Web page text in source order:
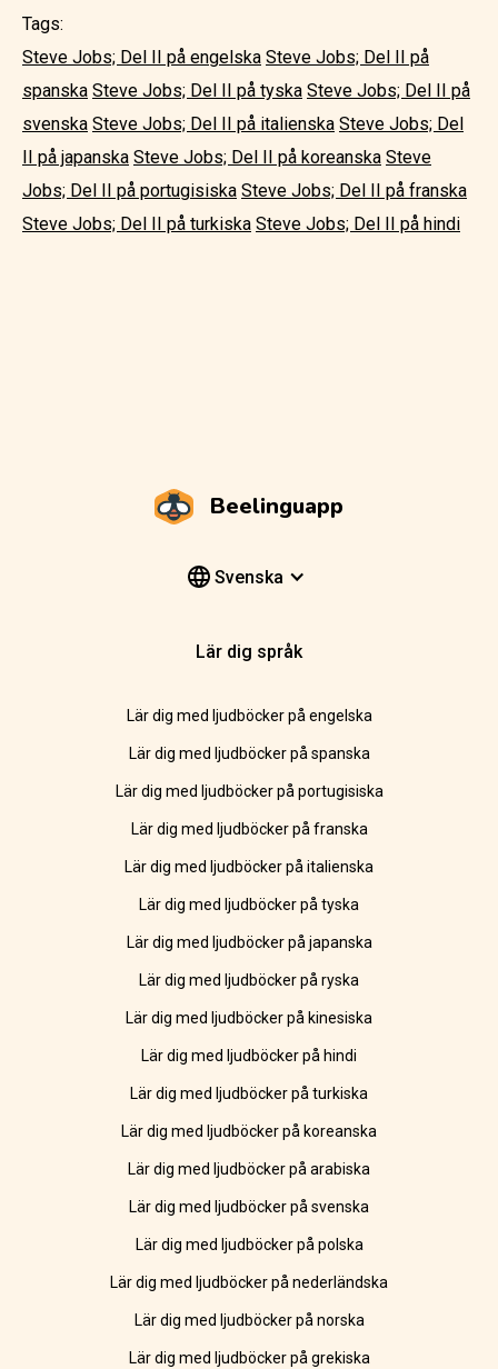
Tags:
Steve Jobs; Del II på engelska Steve Jobs; Del II på
spanska Steve Jobs; Del II på tyska Steve Jobs; Del II på
svenska Steve Jobs; Del II på italienska Steve Jobs; Del
II på japanska Steve Jobs; Del II på koreanska Steve
Jobs; Del II på portugisiska Steve Jobs; Del II på franska
Steve Jobs; Del II på turkiska Steve Jobs; Del II på hindi
Beelinguapp
Svenska
Lär dig språk
Lär dig med ljudböcker på engelska
Lär dig med ljudböcker på spanska
Lär dig med ljudböcker på portugisiska
Lär dig med ljudböcker på franska
Lär dig med ljudböcker på italienska
Lär dig med ljudböcker på tyska
Lär dig med ljudböcker på japanska
Lär dig med ljudböcker på ryska
Lär dig med ljudböcker på kinesiska
Lär dig med ljudböcker på hindi
Lär dig med ljudböcker på turkiska
Lär dig med ljudböcker på koreanska
Lär dig med ljudböcker på arabiska
Lär dig med ljudböcker på svenska
Lär dig med ljudböcker på polska
Lär dig med ljudböcker på nederländska
Lär dig med ljudböcker på norska
Lär dig med ljudböcker på grekiska